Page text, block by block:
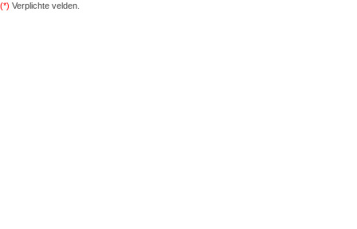
(*) Verplichte velden.